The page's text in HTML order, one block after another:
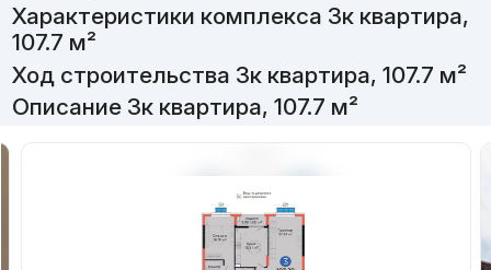
Характеристики комплекса 3к квартира,
107.7 м²
Ход строительства 3к квартира, 107.7 м²
Описание 3к квартира, 107.7 м²